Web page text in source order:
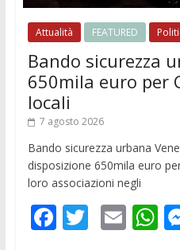
Attualità FEATURED
Bando sicurezza
650mila euro per
locali
7 agosto 2026
Bando sicurezza urbana
disposizione 650mila euro
loro associazioni negli
F T E